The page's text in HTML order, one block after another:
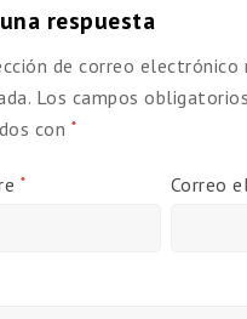
respuesta
de correo electrónico
Los campos
con *
* Correo